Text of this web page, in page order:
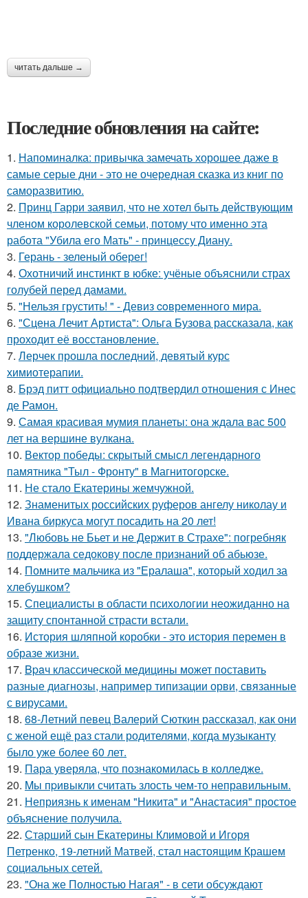
читать дальше →
Последние обновления на сайте:
1. Напоминалка: привычка замечать хорошее даже в
самые серые дни - это не очередная сказка из книг по
саморазвитию.
2. Принц Гарри заявил, что не хотел быть действующим
членом королевской семьи, потому что именно эта
работа "Убила его Мать" - принцессу Диану.
3. Герань - зеленый оберег!
4. Охотничий инстинкт в юбке: учёные объяснили страх
голубей перед дамами.
5. "Нельзя грустить! " - Девиз coвременного мира.
6. "Сцена Лечит Артиста": Ольга Бузова рассказала, как
проходит её восстановление.
7. Лерчек прошла последний, девятый курс
химиотерапии.
8. Брэд питт официально подтвердил отношения с Инес
де Рамон.
9. Самая красивая мумия планеты: она ждала вас 500
лет на вершине вулкана.
10. Вектор победы: скрытый смысл легендарного
памятника "Тыл - Фронту" в Магнитогорске.
11. Не стало Екатерины жемчужной.
12. Знаменитых российских руферов ангелу николау и
Ивана биркуса могут посадить на 20 лет!
13. "Любовь не Бьет и не Держит в Страхе": погребняк
поддержала седокову после признаний об абьюзе.
14. Помните мальчика из "Ералаша", который ходил за
хлебушком?
15. Специалисты в области психологии неожиданно на
защиту спонтанной страсти встали.
16. История шляпной коробки - это история перемен в
образе жизни.
17. Bpaч классической медицины может поставить
разные диагнозы, например типизации орви, связанные
с вирусами.
18. 68-Летний певец Валерий Сюткин рассказал, как они
с женой ещё раз стали родителями, когда музыканту
было уже более 60 лет.
19. Пара уверяла, что познакомилась в колледже.
20. Mы пpивыкли считать злость чем-то неправильным.
21. Неприязнь к именам "Никита" и "Анастасия" простое
объяснение получила.
22. Старший сын Екатерины Климовой и Игоря
Петренко, 19-летний Матвей, стал настоящим Крашем
социальных сетей.
23. "Она же Полностью Нагая" - в сети обсуждают